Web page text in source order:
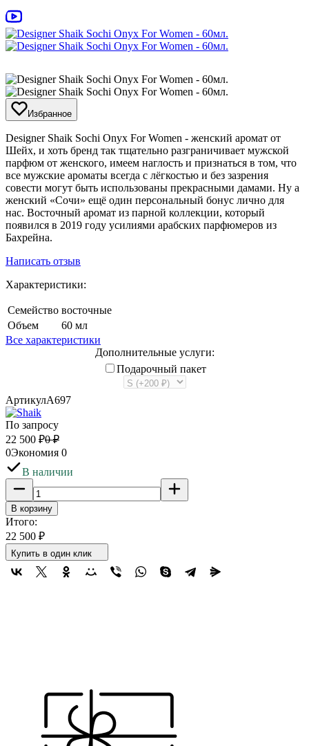
Избранное
​Designer Shaik Sochi Onyx For Women - женский аромат от
Шейх, и хоть бренд так тщательно разграничивает мужской
парфюм от женского, имеем наглость и признаться в том, что
все мужские ароматы всегда с лёгкостью и без зазрения
совести могут быть использованы прекрасными дамами. Ну а
женский «Сочи» ещё один персональный бонус лично для
нас. Восточный аромат из парной коллекции, который
появился в 2019 году усилиями арабских парфюмеров из
Бахрейна.
Написать отзыв
Характеристики:
Семейство восточные
Объем
60 мл
Все характеристики
Дополнительные услуги:
Подарочный пакет
АртикулA697
По запросу
22 500 ₽0 ₽
0Экономия 0
В наличии
В корзину
Итого:
22 500 ₽
Купить в один клик